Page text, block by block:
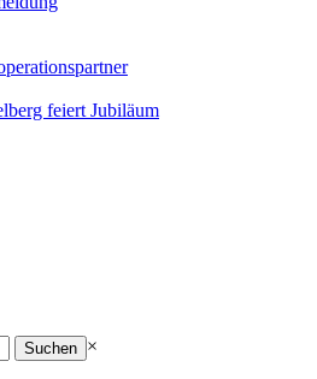
feiert Jubiläum
×